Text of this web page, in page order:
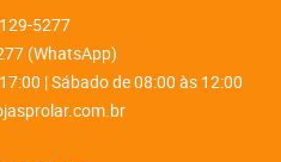
5277
(WhatsApp)
| Sábado de 08:00 às 12:00